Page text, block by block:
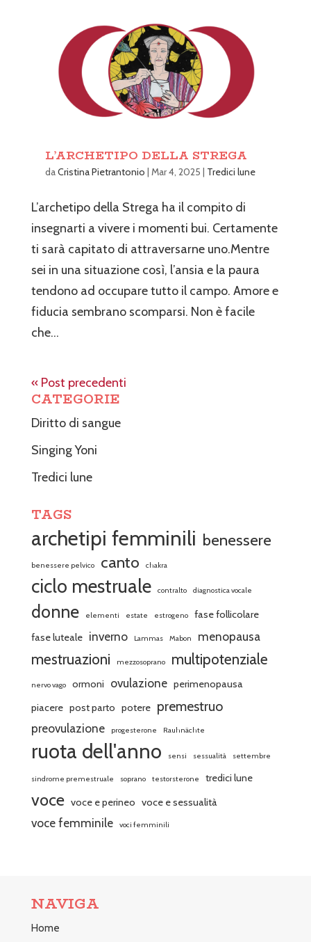
L’ARCHETIPO DELLA STREGA
daCristina Pietrantonio | Mar 4, 2025 | Tredici lune
L’archetipo della Strega ha il compito di
insegnarti a vivere i momenti bui. Certamente
ti sarà capitato di attraversarne uno.Mentre
sei in una situazione così, l’ansia e la paura
tendono ad occupare tutto il campo. Amore e
fiducia sembrano scomparsi. Non è facile
che...
« Post precedenti
CATEGORIE
Diritto di sangue
Singing Yoni
Tredici lune
TAGS
archetipi femminili benessere
benessere pelvico canto chakra
ciclo mestruale contralto diagnostica vocale
donne elementi estate estrogeno
fase follicolare
fase luteale inverno Lammas Mabon menopausa
mestruazioni mezzosoprano multipotenziale
nervo vago ormoni ovulazione perimenopausa
piacere post parto potere premestruo
preovulazione progesterone Rauhnächte
ruota dell'anno sensi sessualità settembre
sindrome premestruale soprano testorsterone tredici lune
voce voce e perineo voce e sessualità
voce femminile voci femminili
NAVIGA
Home